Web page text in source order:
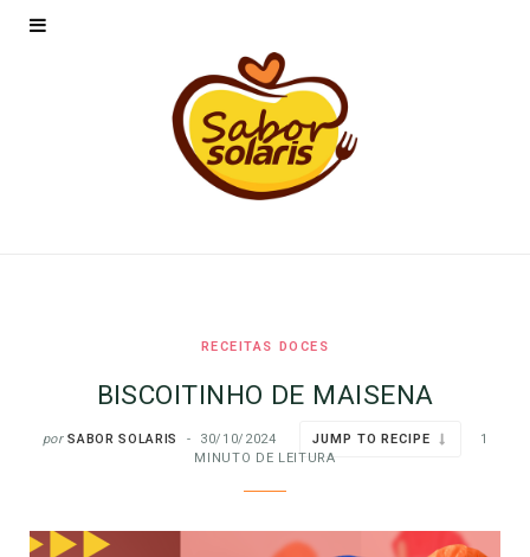
RECEITAS DOCES
BISCOITINHO DE MAISENA
por SABOR SOLARIS 30/10/2024 JUMP TO RECIPE
1
MINUTO DE LEITURA